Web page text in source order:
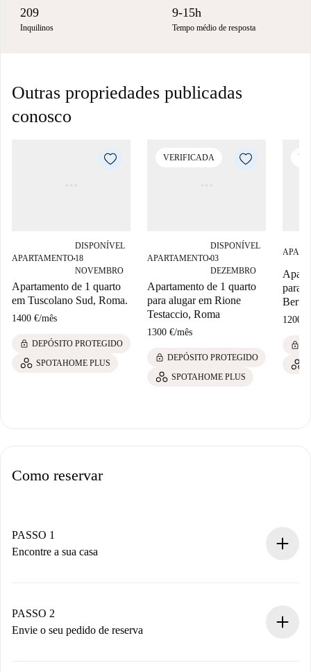
209
Inquilinos
9-15h
Tempo médio de resposta
Outras propriedades publicadas
conosco
APARTAMENTO■
DISPONÍVEL
18
NOVEMBRO
Apartamento de 1 quarto
em Tuscolano Sud, Roma.
1400 €/mês
lock DEPÓSITO PROTEGIDO
SPOTAHOME PLUS
VERIFICADA
APARTAMENTO■
DISPONÍVEL
03
DEZEMBRO
Apartamento de 1 quarto
para alugar em Rione
Testaccio, Roma
1300 €/mês
lock DEPÓSITO PROTEGIDO
SPOTAHOME PLUS
para
1200 €
lock
Como reservar
PASSO 1
Encontre a sua casa
Você tem todas as informações necessárias
antecipadamente.
PASSO 2
Envie o seu pedido de reserva